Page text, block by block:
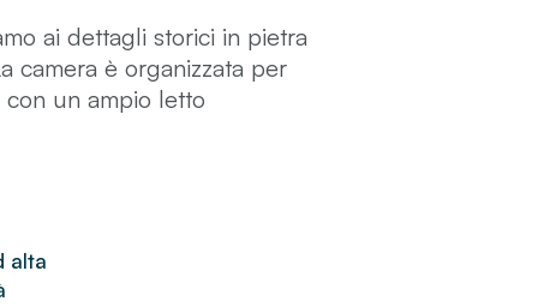
ai dettagli storici in pietra
camera è organizzata per
un ampio letto
al tempo stesso
alta